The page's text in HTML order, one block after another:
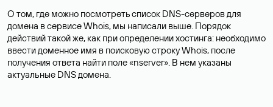
О том, где можно посмотреть список DNS-серверов для
домена в сервисе Whois, мы написали выше. Порядок
действий такой же, как при определении хостинга: необходимо
ввести доменное имя в поисковую строку Whois, после
получения ответа найти поле «nserver». В нем указаны
актуальные DNS домена.